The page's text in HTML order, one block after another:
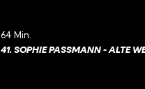
64 Min.
41. SOPHIE PASSMANN - ALTE